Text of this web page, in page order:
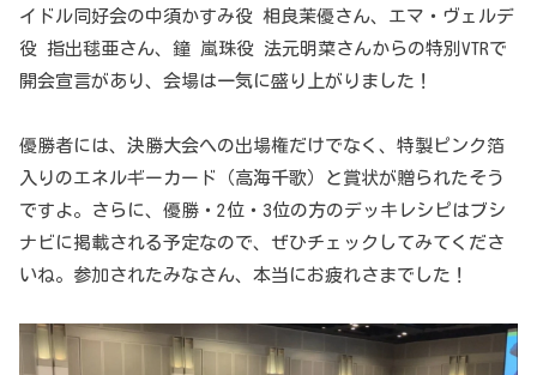
イドル同好会の中須かすみ役 相良茉優さん、エマ・ヴェルデ
役 指出毬亜さん、鐘 嵐珠役 法元明菜さんからの特別VTRで
開会宣言があり、会場は一気に盛り上がりました！
優勝者には、決勝大会への出場権だけでなく、特製ピンク箔
入りのエネルギーカード（高海千歌）と賞状が贈られたそう
ですよ。さらに、優勝・2位・3位の方のデッキレシピはブシ
ナビに掲載される予定なので、ぜひチェックしてみてくださ
いね。参加されたみなさん、本当にお疲れさまでした！